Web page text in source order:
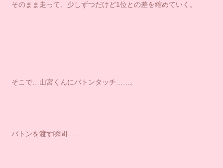
そのまま走って、少しずつだけど1位との差を縮めていく。
そこで…山宮くんにバトンタッチ……。
バトンを渡す瞬間……